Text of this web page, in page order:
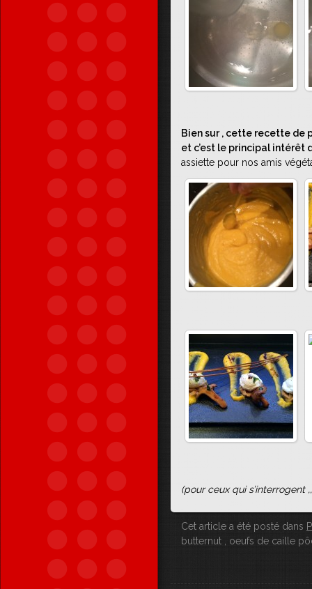
Bien sur , cette recette de
et c’est le principal intérêt
assiette pour nos amis
(pour ceux qui s’interrogent
Cet article a été posté dans
butternut , oeufs de caille